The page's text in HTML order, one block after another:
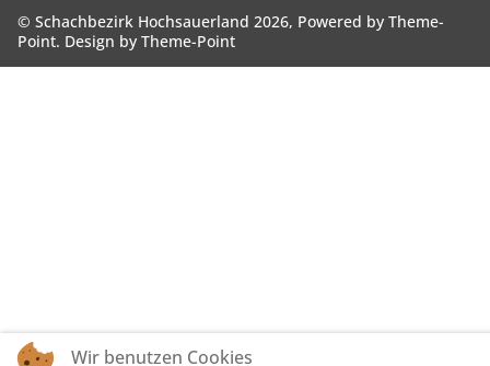
© Schachbezirk Hochsauerland 2026, Powered byTheme-
Point. Design byTheme-Point
Wir benutzen Cookies